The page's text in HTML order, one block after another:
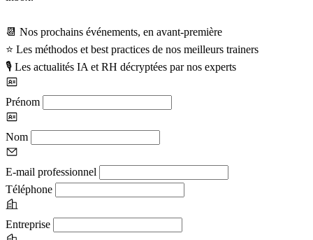
📆 Nos prochains événements, en avant-première
⭐ ️ Les méthodos et best practices de nos meilleurs trainers
🎙️ Les actualités IA et RH décryptées par nos experts
Prénom
Nom
E-mail professionnel
Téléphone
Entreprise